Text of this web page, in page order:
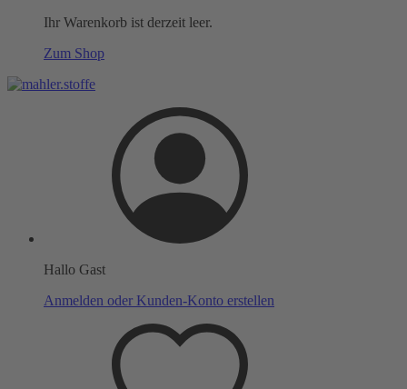
Ihr Warenkorb ist derzeit leer.
Zum Shop
Hallo Gast
Anmelden oder Kunden-Konto erstellen